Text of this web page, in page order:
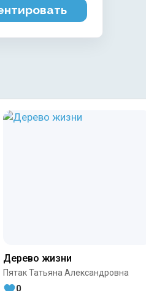
Дерево жизни
Пятак Татьяна Александровна
0